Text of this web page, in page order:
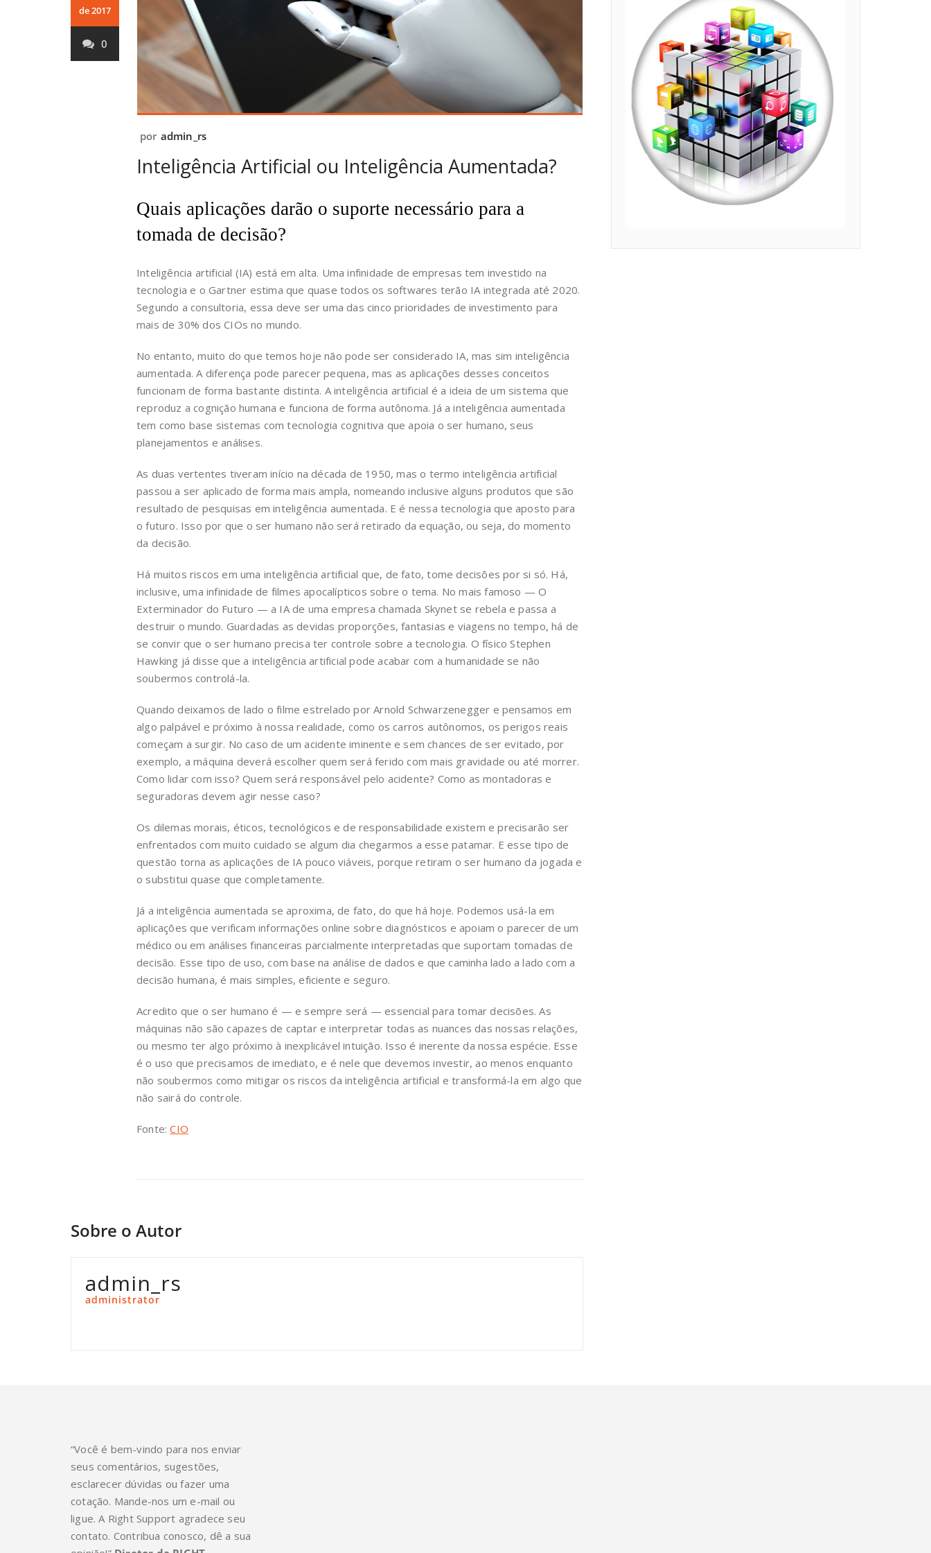
de 2017
0
por admin_rs
Inteligência Artificial ou Inteligência Aumentada?
Quais aplicações darão o suporte necessário para a
tomada de decisão?
Inteligência artificial (IA) está em alta. Uma infinidade de empresas tem investido na
tecnologia e o Gartner estima que quase todos os softwares terão IA integrada até 2020.
Segundo a consultoria, essa deve ser uma das cinco prioridades de investimento para
mais de 30% dos CIOs no mundo.
No entanto, muito do que temos hoje não pode ser considerado IA, mas sim inteligência
aumentada. A diferença pode parecer pequena, mas as aplicações desses conceitos
funcionam de forma bastante distinta. A inteligência artificial é a ideia de um sistema que
reproduz a cognição humana e funciona de forma autônoma. Já a inteligência aumentada
tem como base sistemas com tecnologia cognitiva que apoia o ser humano, seus
planejamentos e análises.
As duas vertentes tiveram início na década de 1950, mas o termo inteligência artificial
passou a ser aplicado de forma mais ampla, nomeando inclusive alguns produtos que são
resultado de pesquisas em inteligência aumentada. E é nessa tecnologia que aposto para
o futuro. Isso por que o ser humano não será retirado da equação, ou seja, do momento
da decisão.
Há muitos riscos em uma inteligência artificial que, de fato, tome decisões por si só. Há,
inclusive, uma infinidade de filmes apocalípticos sobre o tema. No mais famoso — O
Exterminador do Futuro — a IA de uma empresa chamada Skynet se rebela e passa a
destruir o mundo. Guardadas as devidas proporções, fantasias e viagens no tempo, há de
se convir que o ser humano precisa ter controle sobre a tecnologia. O físico Stephen
Hawking já disse que a inteligência artificial pode acabar com a humanidade se não
soubermos controlá-la.
Quando deixamos de lado o filme estrelado por Arnold Schwarzenegger e pensamos em
algo palpável e próximo à nossa realidade, como os carros autônomos, os perigos reais
começam a surgir. No caso de um acidente iminente e sem chances de ser evitado, por
exemplo, a máquina deverá escolher quem será ferido com mais gravidade ou até morrer.
Como lidar com isso? Quem será responsável pelo acidente? Como as montadoras e
seguradoras devem agir nesse caso?
Os dilemas morais, éticos, tecnológicos e de responsabilidade existem e precisarão ser
enfrentados com muito cuidado se algum dia chegarmos a esse patamar. E esse tipo de
questão torna as aplicações de IA pouco viáveis, porque retiram o ser humano da jogada e
o substitui quase que completamente.
Já a inteligência aumentada se aproxima, de fato, do que há hoje. Podemos usá-la em
aplicações que verificam informações online sobre diagnósticos e apoiam o parecer de um
médico ou em análises financeiras parcialmente interpretadas que suportam tomadas de
decisão. Esse tipo de uso, com base na análise de dados e que caminha lado a lado com a
decisão humana, é mais simples, eficiente e seguro.
Acredito que o ser humano é — e sempre será — essencial para tomar decisões. As
máquinas não são capazes de captar e interpretar todas as nuances das nossas relações,
ou mesmo ter algo próximo à inexplicável intuição. Isso é inerente da nossa espécie. Esse
é o uso que precisamos de imediato, e é nele que devemos investir, ao menos enquanto
não soubermos como mitigar os riscos da inteligência artificial e transformá-la em algo que
não sairá do controle.
Fonte:CIO
Sobre o Autor
admin_rs
administrator
“Você é bem-vindo para nos enviar
seus comentários, sugestões,
esclarecer dúvidas ou fazer uma
cotação. Mande-nos um e-mail ou
ligue. A Right Support agradece seu
contato. Contribua conosco, dê a sua